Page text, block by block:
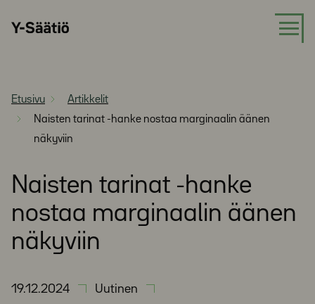
suoraan
Y-
Etusivu
Artikkelit
Naisten tarinat -hanke nostaa marginaalin äänen
näkyviin
Naisten tarinat -hanke
nostaa marginaalin äänen
näkyviin
19.12.2024 Uutinen